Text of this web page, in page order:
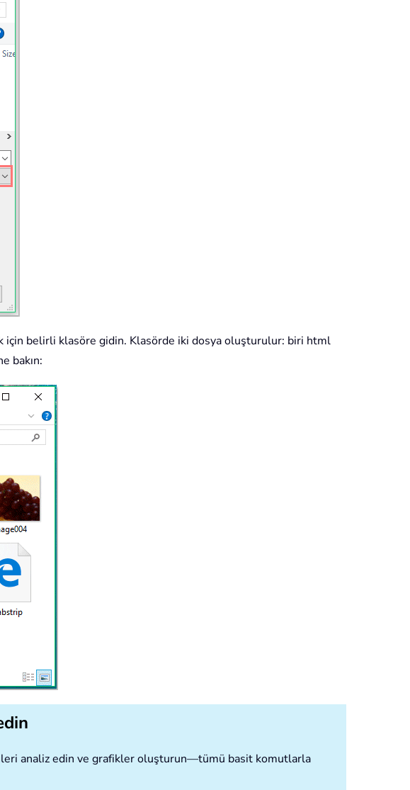
için belirli klasöre gidin. Klasörde iki dosya oluşturulur: biri html
bakın:
analiz edin ve grafikler oluşturun—tümü basit komutlarla